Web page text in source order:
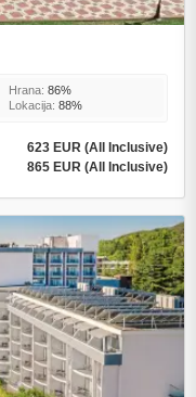
Hrana: 86%
Lokacija: 88%
623 EUR (All Inclusive)
865 EUR (All Inclusive)